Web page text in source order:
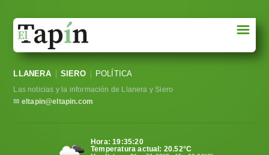
Sociedad
Política
☰
LLANERA SIERO POLÍTICA
Las noticias y la información de Llanera y Siero
✉ eltapin@eltapin.com
Hora:19:35:20
Temperatura actual: 20.52°C